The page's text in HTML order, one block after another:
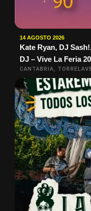
14 AGOSTO 2026
Kate Ryan, DJ
DJ – Vive La Feria
CANTABRIA,